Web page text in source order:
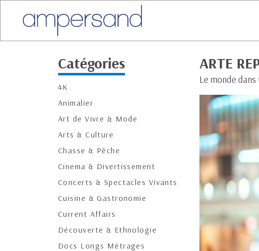
Catégories
4K
Animalier
Art de Vivre & Mode
Arts & Culture
Chasse & Pêche
Cinema & Divertissement
Concerts & Spectacles Vivants
Cuisine & Gastronomie
Current Affairs
Découverte & Ethnologie
Docs Longs Métrages
ARTE
Le monde